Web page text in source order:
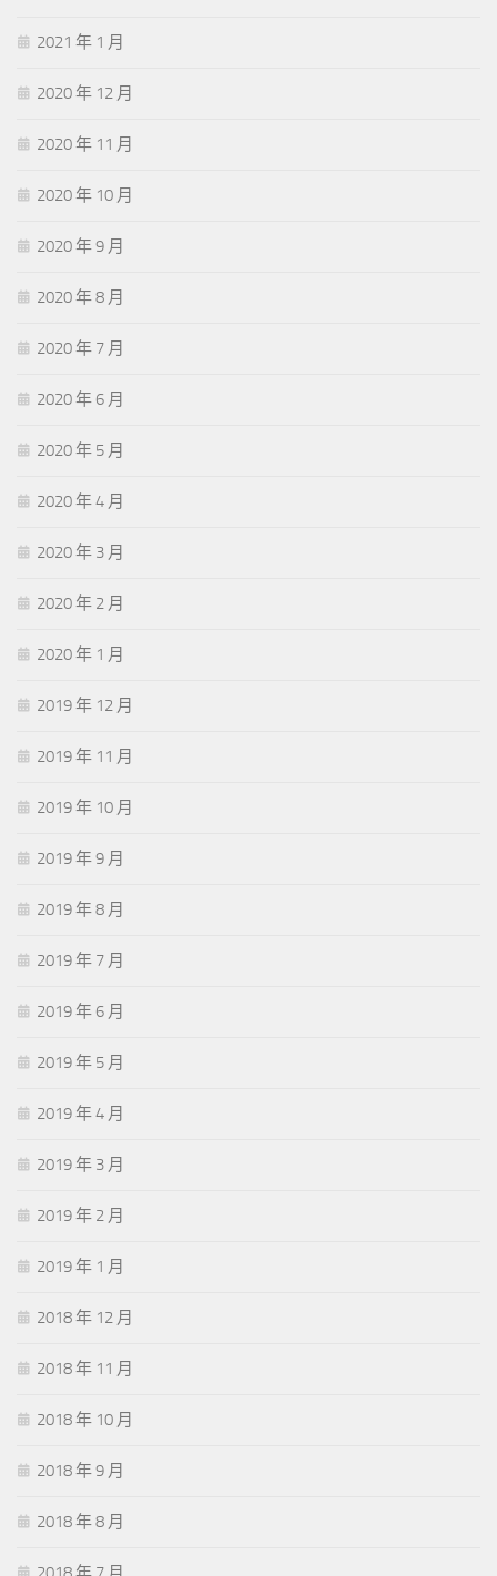
2021 年 1 月
2020 年 12 月
2020 年 11 月
2020 年 10 月
2020 年 9 月
2020 年 8 月
2020 年 7 月
2020 年 6 月
2020 年 5 月
2020 年 4 月
2020 年 3 月
2020 年 2 月
2020 年 1 月
2019 年 12 月
2019 年 11 月
2019 年 10 月
2019 年 9 月
2019 年 8 月
2019 年 7 月
2019 年 6 月
2019 年 5 月
2019 年 4 月
2019 年 3 月
2019 年 2 月
2019 年 1 月
2018 年 12 月
2018 年 11 月
2018 年 10 月
2018 年 9 月
2018 年 8 月